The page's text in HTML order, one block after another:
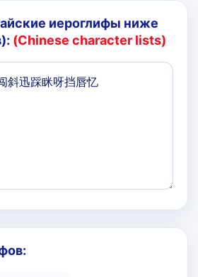
иероглифы ниже
(Chinese character lists)